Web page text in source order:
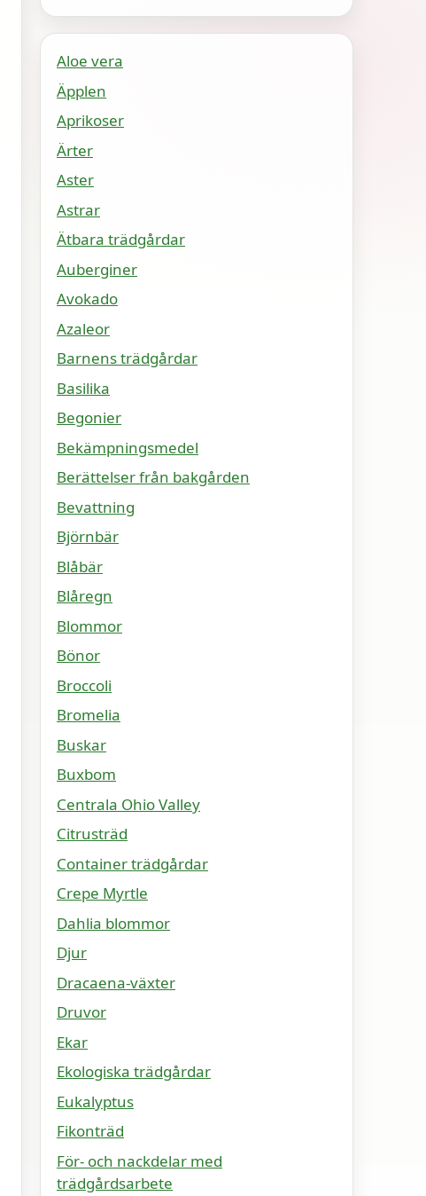
Aloe vera
Äpplen
Aprikoser
Ärter
Aster
Astrar
Ätbara trädgårdar
Auberginer
Avokado
Azaleor
Barnens trädgårdar
Basilika
Begonier
Bekämpningsmedel
Berättelser från bakgården
Bevattning
Björnbär
Blåbär
Blåregn
Blommor
Bönor
Broccoli
Bromelia
Buskar
Buxbom
Centrala Ohio Valley
Citrusträd
Container trädgårdar
Crepe Myrtle
Dahlia blommor
Djur
Dracaena-växter
Druvor
Ekar
Ekologiska trädgårdar
Eukalyptus
Fikonträd
För- och nackdelar med
trädgårdsarbete